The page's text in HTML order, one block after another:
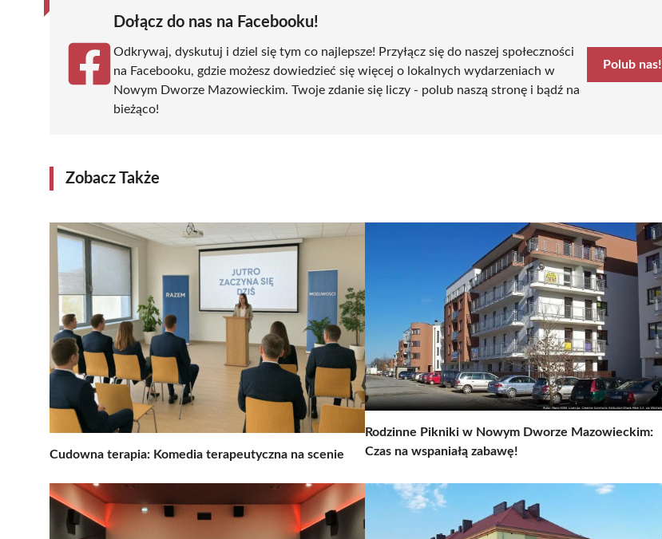
Dołącz do nas na Facebooku!
Odkrywaj, dyskutuj i dziel się tym co najlepsze! Przyłącz się do naszej społeczności
na Facebooku, gdzie możesz dowiedzieć się więcej o lokalnych wydarzeniach w
Nowym Dworze Mazowieckim. Twoje zdanie się liczy - polub naszą stronę i bądź na
bieżąco!
Polub nas!
Zobacz Także
Cudowna terapia: Komedia terapeutyczna na scenie
Rodzinne Pikniki w Nowym Dworze Mazowieckim:
Czas na wspaniałą zabawę!